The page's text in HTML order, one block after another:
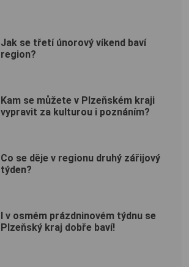
Jak se třetí únorový víkend baví
region?
Kam se můžete v Plzeňském kraji
vypravit za kulturou i poznáním?
Co se děje v regionu druhý zářijový
týden?
I v osmém prázdninovém týdnu se
Plzeňský kraj dobře baví!